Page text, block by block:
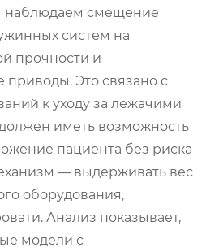
наблюдаем смещение
систем на
прочности и
приводы. Это связано с
к уходу за лежачими
иметь возможность
пациента без риска
— выдерживать вес
оборудования,
Анализ показывает,
модели с